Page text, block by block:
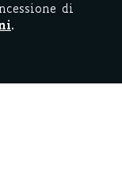
di
.